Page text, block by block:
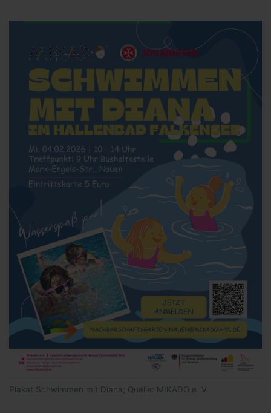
Plakat Schwimmen mit Diana; Quelle: MIKADO e. V.